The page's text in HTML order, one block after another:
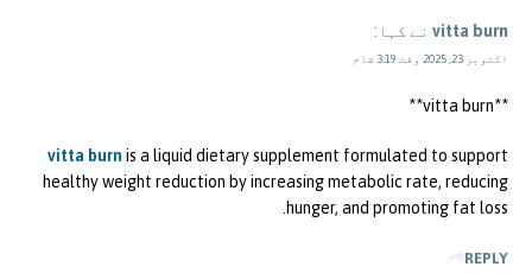
vitta burn نے کہا:
اکتوبر 23, 2025 وقت 3:19 شام
**vitta burn**
vitta burn is a liquid dietary supplement formulated to support
healthy weight reduction by increasing metabolic rate, reducing
hunger, and promoting fat loss.
REPLY